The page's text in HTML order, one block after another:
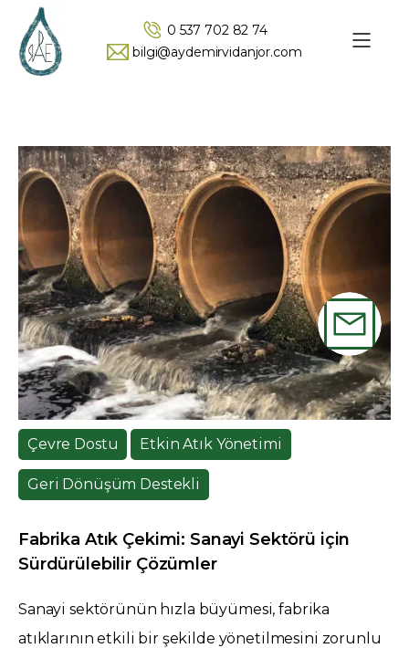
0 537 702 82 74
bilgi@aydemirvidanjor.com
Çevre Dostu Etkin Atık Yönetimi
Geri Dönüşüm Destekli
Fabrika Atık Çekimi: Sanayi Sektörü için
Sürdürülebilir Çözümler
Sanayi sektörünün hızla büyümesi, fabrika
atıklarının etkili bir şekilde yönetilmesini zorunlu